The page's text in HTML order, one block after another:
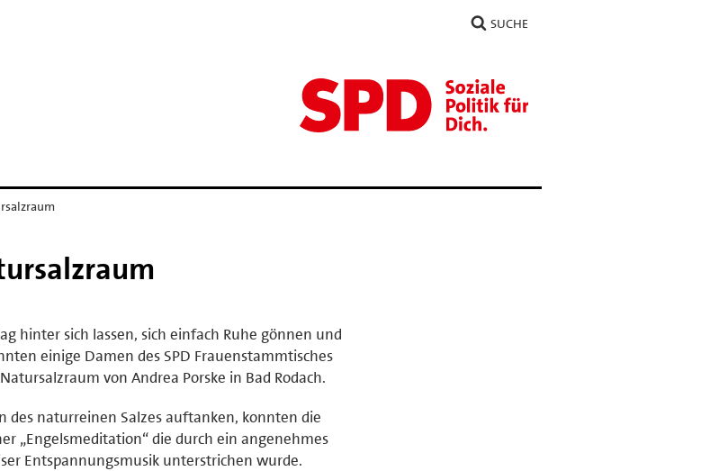
SUCHE
hinter sich lassen, sich einfach Ruhe gönnen und
einige Damen des SPD Frauenstammtisches
von Andrea Porske in Bad Rodach.
des naturreinen Salzes auftanken, konnten die
„Engelsmeditation“ die durch ein angenehmes
Entspannungsmusik unterstrichen wurde.